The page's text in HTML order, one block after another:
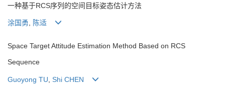
一种基于RCS序列的空间目标姿态估计方法
涂国勇, 陈适
Space Target Attitude Estimation Method Based on RCS
Sequence
Guoyong TU Shi CHEN